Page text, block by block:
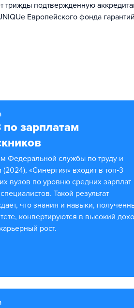
трижды подтвержденную
Европейского фонда гарантий
зарплатам
(2024), «Синергия» входит в топ‑3
вузов по уровню средних зарплат
Такой результат
что знания и навыки,
конвертируются в высокий
рост.